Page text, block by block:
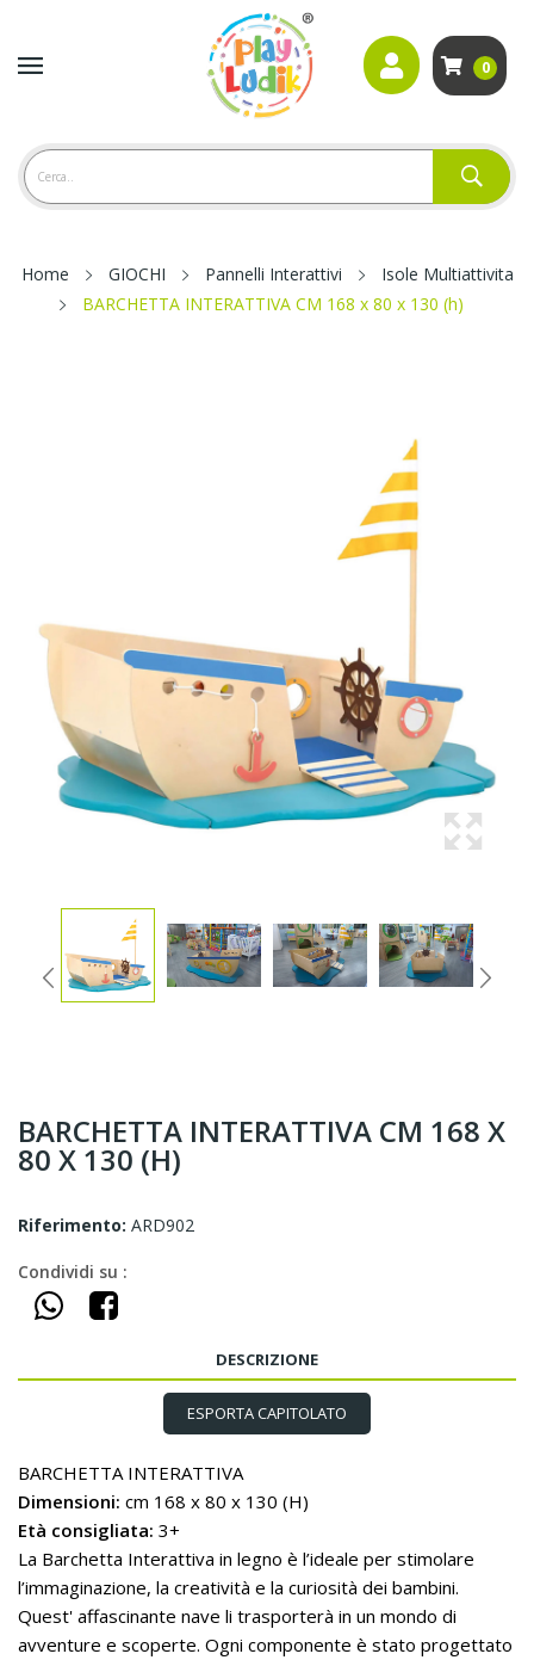
0
Home GIOCHI Pannelli Interattivi
Isole Multiattivita
BARCHETTA INTERATTIVA CM 168 x 80 x 130 (h)
BARCHETTA INTERATTIVA CM 168 X
80 X 130 (h)
Riferimento: ARD902
Condividi su :
DESCRIZIONE
ESPORTA CAPITOLATO
BARCHETTA INTERATTIVA
Dimensioni: cm 168 x 80 x 130 (H)
Età consigliata: 3+
La Barchetta Interattiva in legno è l’ideale per stimolare
l’immaginazione, la creatività e la curiosità dei bambini.
Quest' affascinante nave li trasporterà in un mondo di
avventure e scoperte. Ogni componente è stato progettato